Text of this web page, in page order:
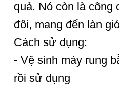
quả. Nó còn là công
đôi, mang đến làn
Cách sử dụng:
- Vệ sinh máy rung
rồi sử dụng